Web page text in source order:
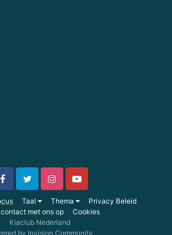
Taal Thema
Privacy Beleid
met ons op
Cookies
Kiaclub Nederland
by Invision Community